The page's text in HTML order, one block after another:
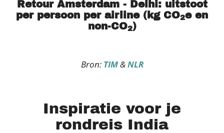
Retour Amsterdam - Delhi: uitstoot
per persoon per airline (kg CO2e en
non-CO2)
Bron: TIM&NLR
Inspiratie voor je
rondreis India